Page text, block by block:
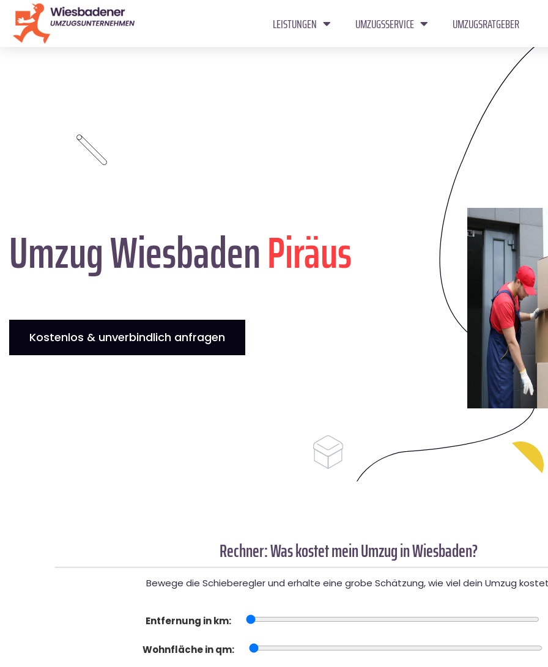
LEISTUNGEN UMZUGSSERVICE UMZUGSRATGEBER
Umzug WiesbadenPiräus
Kostenlos & unverbindlich anfragen
Rechner: Was kostet mein Umzug in Wiesbaden?
Bewege die Schieberegler und erhalte eine grobe Schätzung, wie viel dein Umzug
Entfernung in km:
Wohnfläche in qm: